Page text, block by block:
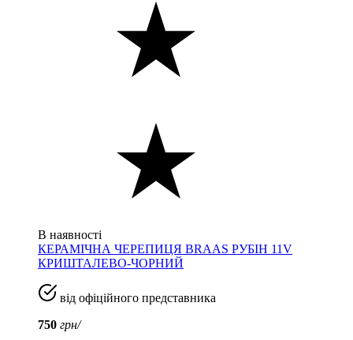
В наявності
КЕРАМІЧНА ЧЕРЕПИЦЯ BRAAS РУБІН 11V
КРИШТАЛЕВО-ЧОРНИЙ
від офіційного представника
750 грн/